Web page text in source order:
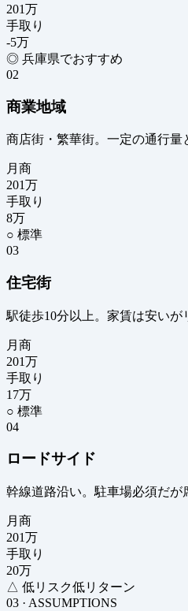
201万
手取り
-5万
◎ 兵庫県でおすすめ
02
商業地域
商店街・繁華街。一定の通行量
月商
201万
手取り
8万
○ 標準
03
住宅街
駅徒歩10分以上。家賃は安いが
月商
201万
手取り
17万
○ 標準
04
ロードサイド
幹線道路沿い。駐車場必須だが
月商
201万
手取り
20万
△ 低リスク低リターン
03 · ASSUMPTIONS